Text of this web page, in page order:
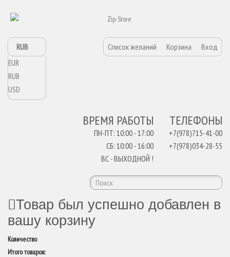
Список желаний Корзина Вход
RUB
EUR
RUB
USD
ТЕЛЕФОНЫ
+7(978)715-41-00
+7(978)034-28-55
ВРЕМЯ РАБОТЫ
ПН-ПТ: 10:00 - 17:00
СБ: 10:00 - 16:00
ВС - ВЫХОДНОЙ !
Товар был успешно добавлен в
вашу корзину
Количество
Итого товаров: